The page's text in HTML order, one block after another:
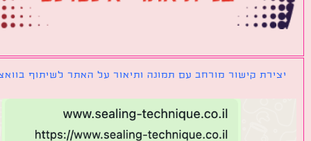
קישור מורחב עם תמונה ותיאור על האתר לשיתוף בוואצאפ